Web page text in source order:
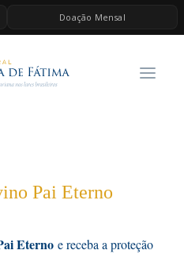
Doação Mensal
Pai Eterno
Eternoe receba a proteção